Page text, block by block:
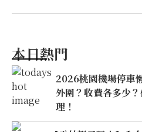
本日熱門
2026桃園機場停車
外圍？收費各多少
理！